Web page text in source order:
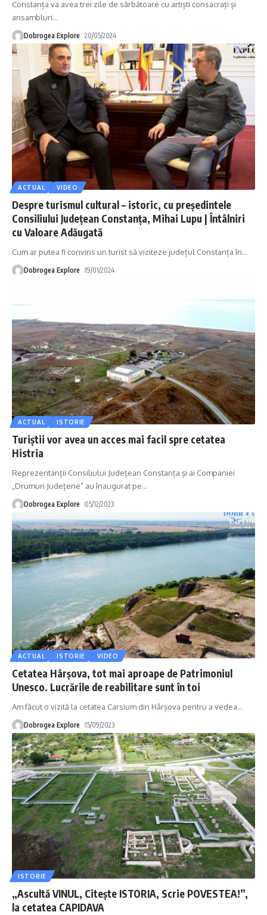
Constanța va avea trei zile de sărbătoare cu artiști consacrați și
ansambluri…
Dobrogea Explore 20/05/2024
ACTUAL VIDEO
Despre turismul cultural – istoric, cu președintele
Consiliului Județean Constanța, Mihai Lupu | Întâlniri
cu Valoare Adăugată
Cum ar putea fi convins un turist să viziteze județul Constanța în…
Dobrogea Explore 19/01/2024
ACTUAL ISTORIE
Turiștii vor avea un acces mai facil spre cetatea
Histria
Reprezentanții Consiliului Județean Constanța și ai Companiei
„Drumuri Județene” au înaugurat pe…
Dobrogea Explore 05/12/2023
ACTUAL ISTORIE VIDEO
Cetatea Hârșova, tot mai aproape de Patrimoniul
Unesco. Lucrările de reabilitare sunt în toi
Am făcut o vizită la cetatea Carsium din Hârșova pentru a vedea…
Dobrogea Explore 15/09/2023
ISTORIE
„Ascultă VINUL, Citește ISTORIA, Scrie POVESTEA!”,
la cetatea CAPIDAVA